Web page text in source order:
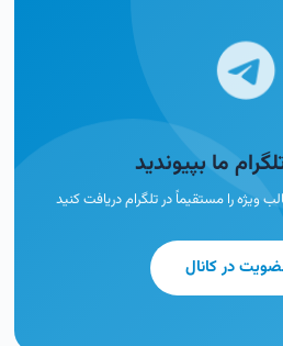
ما بپیوندید
ویژه را مستقیماً در تلگرام دریافت کنید
در کانال